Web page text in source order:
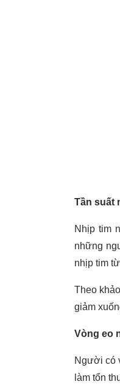
Tần suất
Nhịp tim
những
nhịp tim
Theo
giảm
Vòng eo
Người có
làm tổn